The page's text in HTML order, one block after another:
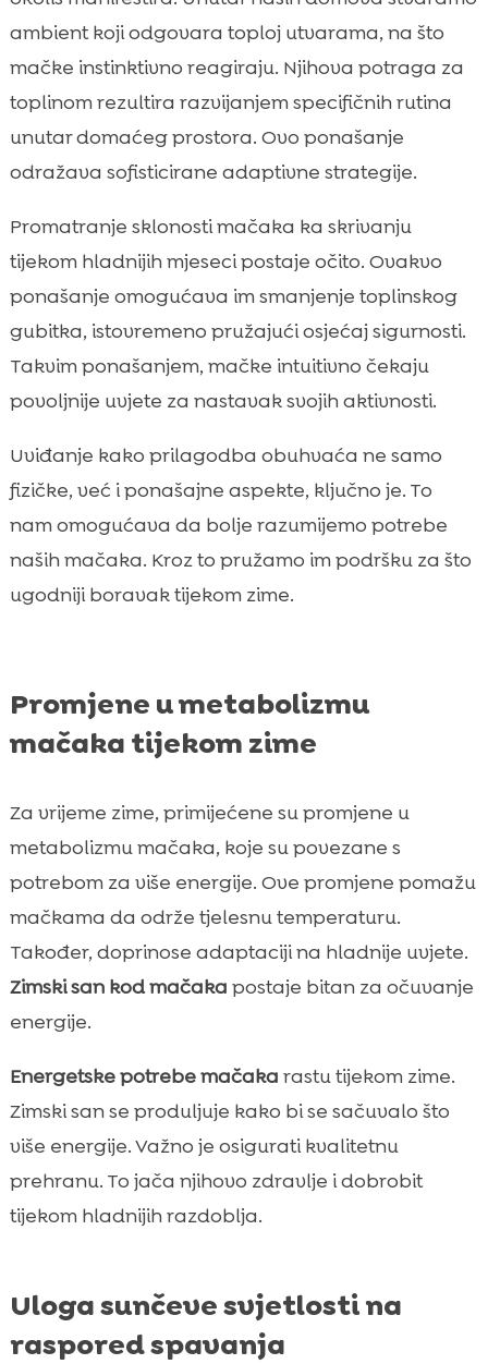
ambient koji odgovara toploj utvarama, na što
mačke instinktivno reagiraju. Njihova potraga za
toplinom rezultira razvijanjem specifičnih rutina
unutar domaćeg prostora. Ovo ponašanje
odražava sofisticirane adaptivne strategije.
Promatranje sklonosti mačaka ka skrivanju
tijekom hladnijih mjeseci postaje očito. Ovakvo
ponašanje omogućava im smanjenje toplinskog
gubitka, istovremeno pružajući osjećaj sigurnosti.
Takvim ponašanjem, mačke intuitivno čekaju
povoljnije uvjete za nastavak svojih aktivnosti.
Uviđanje kako prilagodba obuhvaća ne samo
fizičke, već i ponašajne aspekte, ključno je. To
nam omogućava da bolje razumijemo potrebe
naših mačaka. Kroz to pružamo im podršku za što
ugodniji boravak tijekom zime.
Promjene u metabolizmu
mačaka tijekom zime
Za vrijeme zime, primijećene su promjene u
metabolizmu mačaka, koje su povezane s
potrebom za više energije. Ove promjene pomažu
mačkama da održe tjelesnu temperaturu.
Također, doprinose adaptaciji na hladnije uvjete.
Zimski san kod mačaka postaje bitan za očuvanje
energije.
Energetske potrebe mačaka rastu tijekom zime.
Zimski san se produljuje kako bi se sačuvalo što
više energije. Važno je osigurati kvalitetnu
prehranu. To jača njihovo zdravlje i dobrobit
tijekom hladnijih razdoblja.
Uloga sunčeve svjetlosti na
raspored spavanja